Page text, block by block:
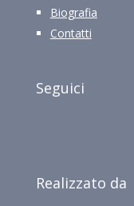
Biografia
Contatti
Seguici
Realizzato da